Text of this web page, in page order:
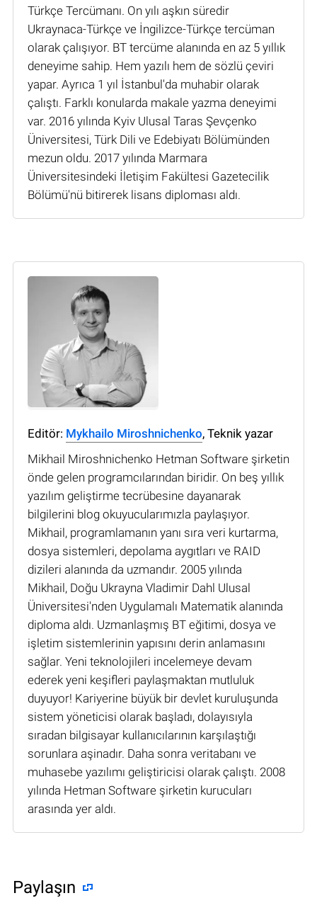
Türkçe Tercümanı. On yılı aşkın süredir
Ukraynaca-Türkçe ve İngilizce-Türkçe tercüman
olarak çalışıyor. BT tercüme alanında en az 5 yıllık
deneyime sahip. Hem yazılı hem de sözlü çeviri
yapar. Ayrıca 1 yıl İstanbul'da muhabir olarak
çalıştı. Farklı konularda makale yazma deneyimi
var. 2016 yılında Kyiv Ulusal Taras Şevçenko
Üniversitesi, Türk Dili ve Edebiyatı Bölümünden
mezun oldu. 2017 yılında Marmara
Üniversitesindeki İletişim Fakültesi Gazetecilik
Bölümü'nü bitirerek lisans diploması aldı.
Editör: Mykhailo Miroshnichenko, Teknik yazar
Mikhail Miroshnichenko Hetman Software şirketin
önde gelen programcılarından biridir. On beş yıllık
yazılım geliştirme tecrübesine dayanarak
bilgilerini blog okuyucularımızla paylaşıyor.
Mikhail, programlamanın yanı sıra veri kurtarma,
dosya sistemleri, depolama aygıtları ve RAID
dizileri alanında da uzmandır. 2005 yılında
Mikhail, Doğu Ukrayna Vladimir Dahl Ulusal
Üniversitesi'nden Uygulamalı Matematik alanında
diploma aldı. Uzmanlaşmış BT eğitimi, dosya ve
işletim sistemlerinin yapısını derin anlamasını
sağlar. Yeni teknolojileri incelemeye devam
ederek yeni keşifleri paylaşmaktan mutluluk
duyuyor! Kariyerine büyük bir devlet kuruluşunda
sistem yöneticisi olarak başladı, dolayısıyla
sıradan bilgisayar kullanıcılarının karşılaştığı
sorunlara aşinadır. Daha sonra veritabanı ve
muhasebe yazılımı geliştiricisi olarak çalıştı. 2008
yılında Hetman Software şirketin kurucuları
arasında yer aldı.
Paylaşın